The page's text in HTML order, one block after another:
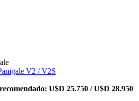
V2 / V2S
U$D 25.750 / U$D 28.950